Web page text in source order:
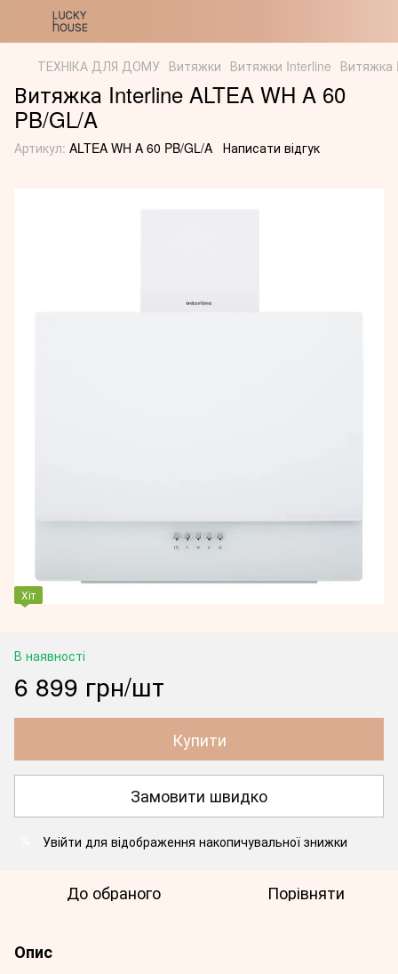
ТЕХНІКА ДЛЯ ДОМУ Витяжки Витяжки Interline Витяжка
Витяжка Interline ALTEA WH A 60
PB/GL/A
Артикул: ALTEA WH A 60 PB/GL/A Написати відгук
Хіт
В наявності
6 899 грн/шт
Купити
Замовити швидко
Увійти для відображення накопичувальної знижки
До обраного Порівняти
Опис